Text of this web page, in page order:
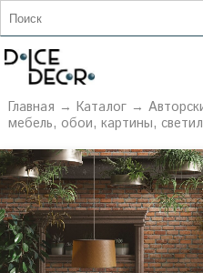
Главная → Каталог→
мебель, обои, картины,